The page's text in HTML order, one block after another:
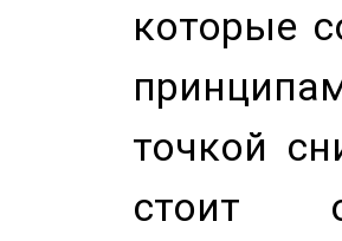
которые
точкой
стоит